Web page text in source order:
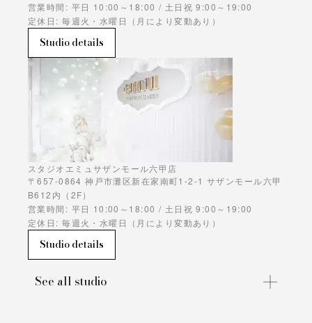
営業時間: 平日 10:00～18:00 / 土日祝 9:00～19:00
定休日: 毎週火・水曜日（月により変動あり）
Studio details
スタジオエミュサザンモール六甲店
〒657-0864 神戸市灘区新在家南町1-2-1 サザンモール六甲
B612内（2F）
営業時間: 平日 10:00～18:00 / 土日祝 9:00～19:00
定休日: 毎週火・水曜日（月により変動あり）
Studio details
See all studio